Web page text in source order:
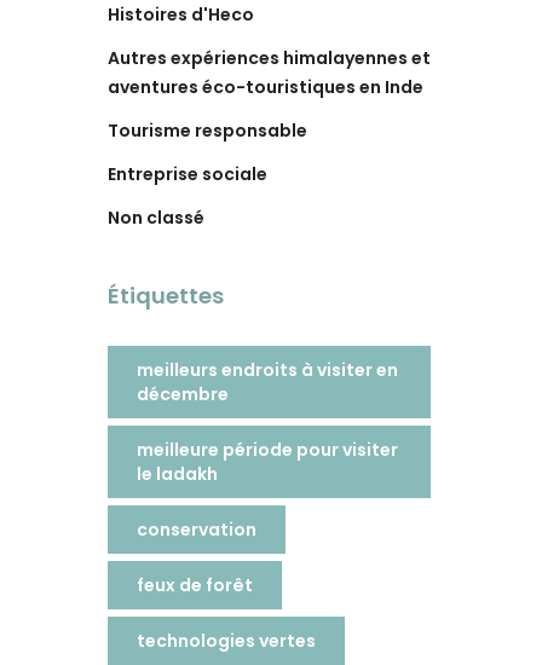
Histoires d'Heco
Autres expériences himalayennes et
aventures éco-touristiques en Inde
Tourisme responsable
Entreprise sociale
Non classé
Étiquettes
meilleurs endroits à visiter en
décembre
meilleure période pour visiter
le ladakh
conservation
feux de forêt
technologies vertes